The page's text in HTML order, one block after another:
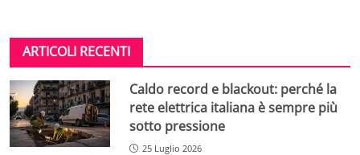
ARTICOLI RECENTI
Caldo record e blackout: perché la
rete elettrica italiana è sempre più
sotto pressione
25 Luglio 2026